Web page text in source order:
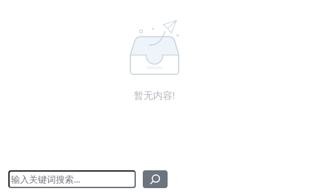
暂无内容!